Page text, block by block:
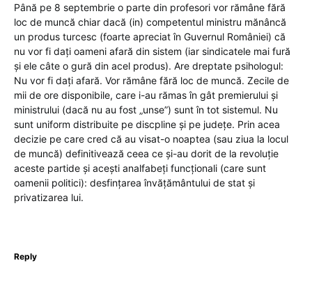
Până pe 8 septembrie o parte din profesori vor rămâne fără
loc de muncă chiar dacă (in) competentul ministru mănâncă
un produs turcesc (foarte apreciat în Guvernul României) că
nu vor fi dați oameni afară din sistem (iar sindicatele mai fură
și ele câte o gură din acel produs). Are dreptate psihologul:
Nu vor fi dați afară. Vor rămâne fără loc de muncă. Zecile de
mii de ore disponibile, care i-au rămas în gât premierului și
ministrului (dacă nu au fost „unse”) sunt în tot sistemul. Nu
sunt uniform distribuite pe discpline și pe județe. Prin acea
decizie pe care cred că au visat-o noaptea (sau ziua la locul
de muncă) definitivează ceea ce și-au dorit de la revoluție
aceste partide și acești analfabeți funcționali (care sunt
oamenii politici): desfințarea învățământului de stat și
privatizarea lui.
Reply